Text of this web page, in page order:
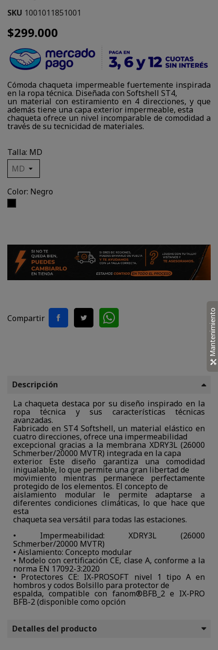
SKU 1001011851001
$299.000
Cómoda chaqueta impermeable fuertemente inspirada
en la ropa técnica. Diseñada con Softshell ST4,
un material con estiramiento en 4 direcciones, y que
además tiene una capa exterior impermeable, esta
chaqueta ofrece un nivel incomparable de comodidad a
través de su tecnicidad de materiales.
Talla: MD
Color: Negro
Compartir
Descripción
La chaqueta destaca por su diseño inspirado en la
ropa técnica y sus características técnicas
avanzadas.
Fabricado en ST4 Softshell, un material elástico en
cuatro direcciones, ofrece una impermeabilidad
excepcional gracias a la membrana XDRY3L (26000
Schmerber/20000 MVTR) integrada en la capa
exterior. Este diseño garantiza una comodidad
inigualable, lo que permite una gran libertad de
movimiento mientras permanece perfectamente
protegido de los elementos. El concepto de
aislamiento modular le permite adaptarse a
diferentes condiciones climáticas, lo que hace que
esta
chaqueta sea versátil para todas las estaciones.
• Impermeabilidad: XDRY3L (26000
Schmerber/20000 MVTR)
• Aislamiento: Concepto modular
• Modelo con certificación CE, clase A, conforme a la
norma EN 17092-3:2020
• Protectores CE: IX-PROSOFT nivel 1 tipo A en
hombros y codos Bolsillo para protector de
espalda, compatible con fanom®BFB_2 e IX-PRO
BFB-2 (disponible como opción
Detalles del producto
Mantenimiento